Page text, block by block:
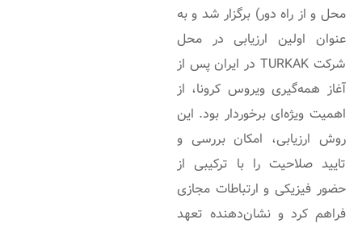
محل و از راه دور) برگزار شد و به
عنوان اولین ارزیابی در محل
شرکت TURKAK در ایران پس از
آغاز همه‌گیری ویروس کرونا، از
اهمیت ویژه‌ای برخوردار بود. این
روش ارزیابی، امکان بررسی و
تایید صلاحیت را با ترکیبی از
حضور فیزیکی و ارتباطات مجازی
فراهم کرد و نشان‌دهنده تعهد